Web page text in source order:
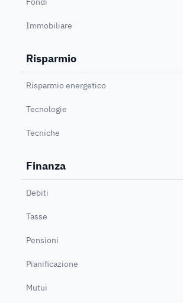
Immobiliare
Risparmio
Risparmio energetico
Tecnologie
Tecniche
Finanza
Debiti
Tasse
Pensioni
Pianificazione
Mutui